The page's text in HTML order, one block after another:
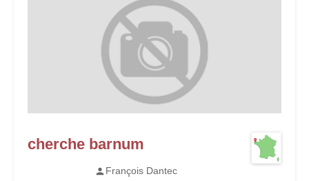
cherche barnum
François Dantec